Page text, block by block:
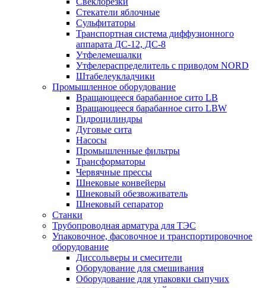
Стекатели яблочные
Сульфитаторы
Транспортная система диффузионного
аппарата ДС-12, ДС-8
Утфелемешалки
Утфелераспределитель с приводом NORD
Штабелеукладчики
Промышленное оборудование
Вращающееся барабанное сито LB
Вращающееся барабанное сито LBW
Гидроцилиндры
Дуговые сита
Насосы
Промышленные фильтры
Трансформаторы
Червячные прессы
Шнековые конвейеры
Шнековый обезвоживатель
Шнековый сепаратор
Станки
Трубопроводная арматура для ТЭС
Упаковочное, фасовочное и транспортировочное
оборудование
Диссольверы и смесители
Оборудование для смешивания
Оборудование для упаковки сыпучих